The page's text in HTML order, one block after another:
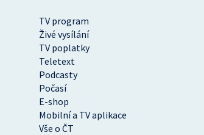
TV program
Živé vysílání
TV poplatky
Teletext
Podcasty
Počasí
E-shop
Mobilní a TV aplikace
Vše o ČT